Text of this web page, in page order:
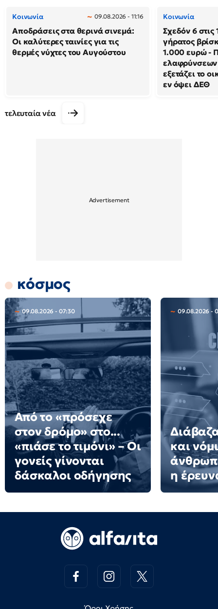
Κοινωνία 09.08.2026 - 11:16
Αποδράσεις στα θερινά σινεμά:
Οι καλύτερες ταινίες για τις
θερμές νύχτες του Αυγούστου
Κοινωνία
Σχεδόν 6 στις
γήρατος
1.000 ευρώ -
εξετάζει το
εν όψει ΔΕΘ
τελευταία νέα
κόσμος
09.08.2026 - 07:30
Από το «πρόσεχε
στον δρόμο» στο...
«πιάσε το τιμόνι» – Οι
γονείς γίνονται
δάσκαλοι οδήγησης
09.08.2026 -
και
η